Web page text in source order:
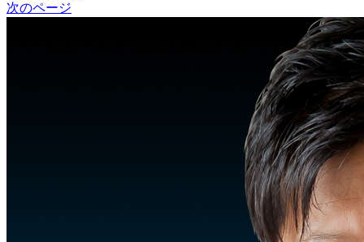
次のページ